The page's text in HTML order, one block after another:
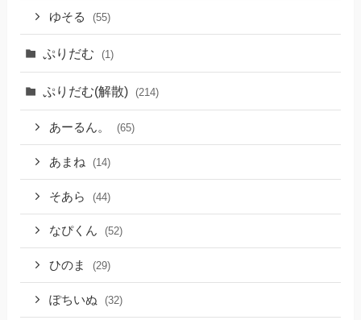
ゆそる (55)
ぷりだむ (1)
ぷりだむ(解散) (214)
あーるん。 (65)
あまね (14)
そあら (44)
なぴくん (52)
ひのま (29)
ぽちいぬ (32)